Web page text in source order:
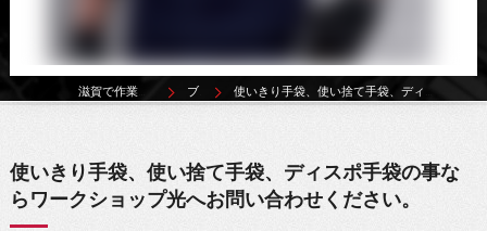
ブログ 使いきり手袋、使い捨て手袋、ディスポ手袋の事ならワークショップ光へお問い合わせください。
使いきり手袋、使い捨て手袋、ディスポ手袋の事な
らワークショップ光へお問い合わせください。